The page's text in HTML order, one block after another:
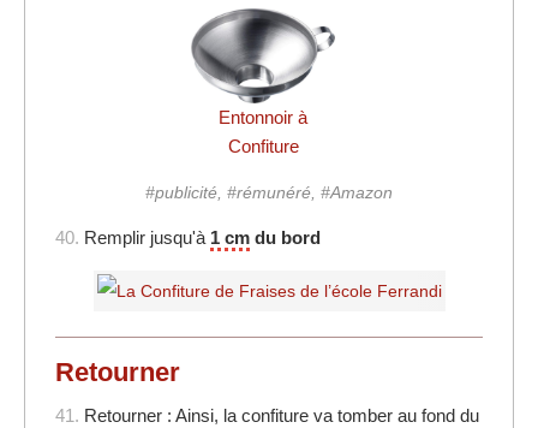
Entonnoir à
Confiture
#publicité, #rémunéré, #Amazon
40. Remplir jusqu'à 1 cm du bord
Retourner
41. Retourner : Ainsi, la confiture va tomber au fond du